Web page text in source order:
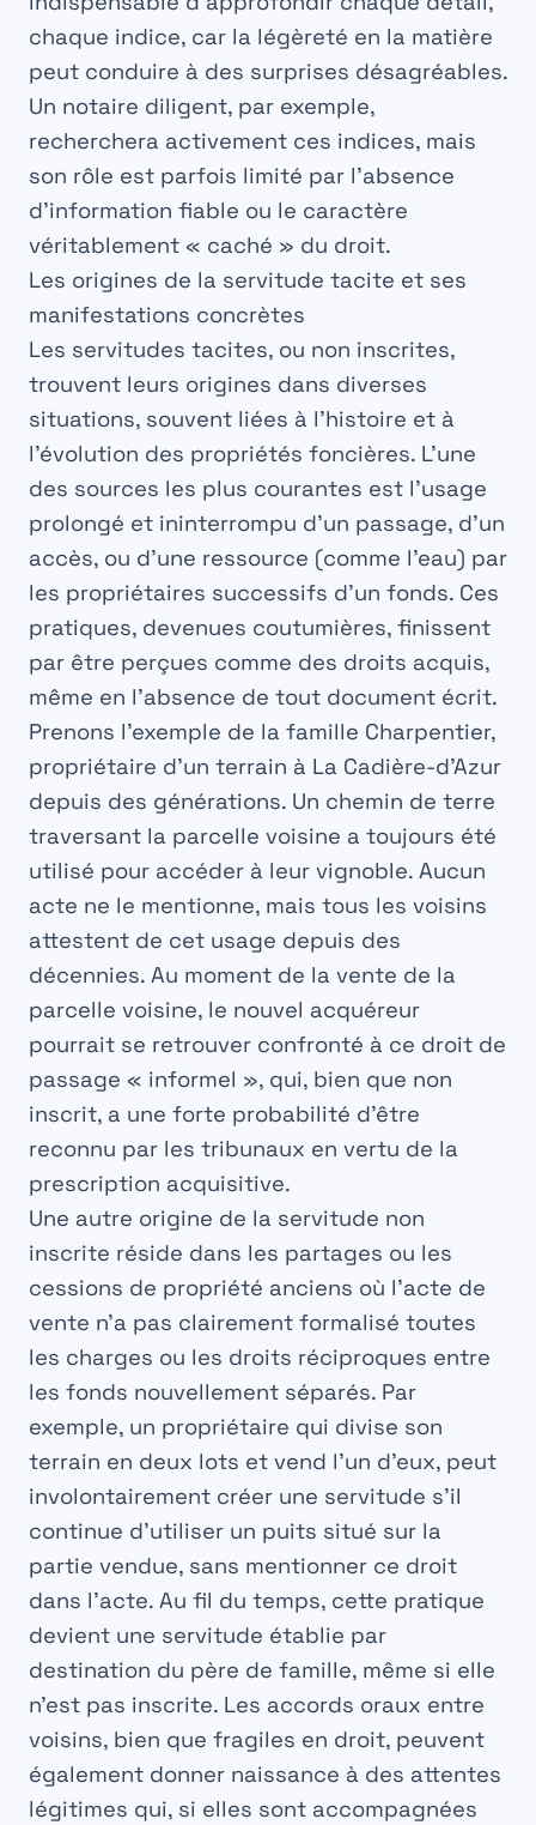
chaque indice, car la légèreté en la matière
peut conduire à des surprises désagréables.
Un notaire diligent, par exemple,
recherchera activement ces indices, mais
son rôle est parfois limité par l’absence
d’information fiable ou le caractère
véritablement « caché » du droit.
Les origines de la servitude tacite et ses
manifestations concrètes
Les servitudes tacites, ou non inscrites,
trouvent leurs origines dans diverses
situations, souvent liées à l’histoire et à
l’évolution des propriétés foncières. L’une
des sources les plus courantes est l’usage
prolongé et ininterrompu d’un passage, d’un
accès, ou d’une ressource (comme l’eau) par
les propriétaires successifs d’un fonds. Ces
pratiques, devenues coutumières, finissent
par être perçues comme des droits acquis,
même en l’absence de tout document écrit.
Prenons l’exemple de la famille Charpentier,
propriétaire d’un terrain à La Cadière-d’Azur
depuis des générations. Un chemin de terre
traversant la parcelle voisine a toujours été
utilisé pour accéder à leur vignoble. Aucun
acte ne le mentionne, mais tous les voisins
attestent de cet usage depuis des
décennies. Au moment de la vente de la
parcelle voisine, le nouvel acquéreur
pourrait se retrouver confronté à ce droit de
passage « informel », qui, bien que non
inscrit, a une forte probabilité d’être
reconnu par les tribunaux en vertu de la
prescription acquisitive.
Une autre origine de la servitude non
inscrite réside dans les partages ou les
cessions de propriété anciens où l’acte de
vente n’a pas clairement formalisé toutes
les charges ou les droits réciproques entre
les fonds nouvellement séparés. Par
exemple, un propriétaire qui divise son
terrain en deux lots et vend l’un d’eux, peut
involontairement créer une servitude s’il
continue d’utiliser un puits situé sur la
partie vendue, sans mentionner ce droit
dans l’acte. Au fil du temps, cette pratique
devient une servitude établie par
destination du père de famille, même si elle
n’est pas inscrite. Les accords oraux entre
voisins, bien que fragiles en droit, peuvent
également donner naissance à des attentes
légitimes qui, si elles sont accompagnées